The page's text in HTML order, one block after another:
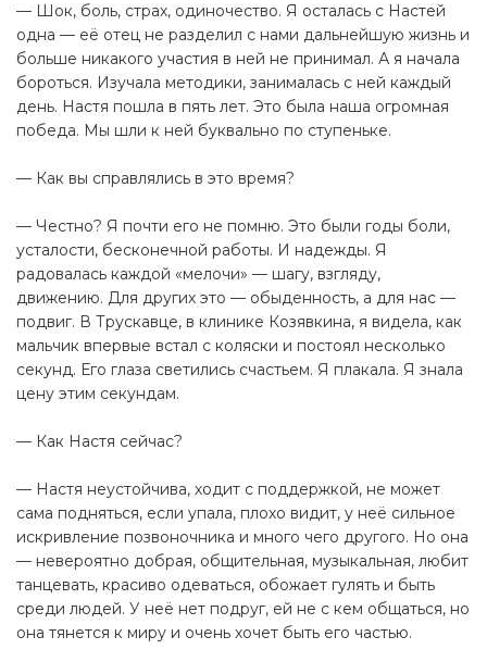
— Шок, боль, страх, одиночество. Я осталась с Настей
одна — её отец не разделил с нами дальнейшую жизнь и
больше никакого участия в ней не принимал. А я начала
бороться. Изучала методики, занималась с ней каждый
день. Настя пошла в пять лет. Это была наша огромная
победа. Мы шли к ней буквально по ступеньке.
— Как вы справлялись в это время?
— Честно? Я почти его не помню. Это были годы боли,
усталости, бесконечной работы. И надежды. Я
радовалась каждой «мелочи» — шагу, взгляду,
движению. Для других это — обыденность, а для нас —
подвиг. В Трускавце, в клинике Козявкина, я видела, как
мальчик впервые встал с коляски и постоял несколько
секунд. Его глаза светились счастьем. Я плакала. Я знала
цену этим секундам.
— Как Настя сейчас?
— Настя неустойчива, ходит с поддержкой, не может
сама подняться, если упала, плохо видит, у неё сильное
искривление позвоночника и много чего другого. Но она
— невероятно добрая, общительная, музыкальная, любит
танцевать, красиво одеваться, обожает гулять и быть
среди людей. У неё нет подруг, ей не с кем общаться, но
она тянется к миру и очень хочет быть его частью.